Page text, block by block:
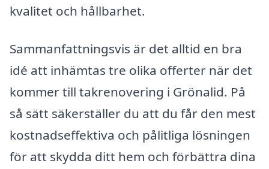
kvalitet och hållbarhet.
Sammanfattningsvis är det alltid en bra
idé att inhämtas tre olika offerter när det
kommer till takrenovering i Grönalid. På
så sätt säkerställer du att du får den mest
kostnadseffektiva och pålitliga lösningen
för att skydda ditt hem och förbättra dina